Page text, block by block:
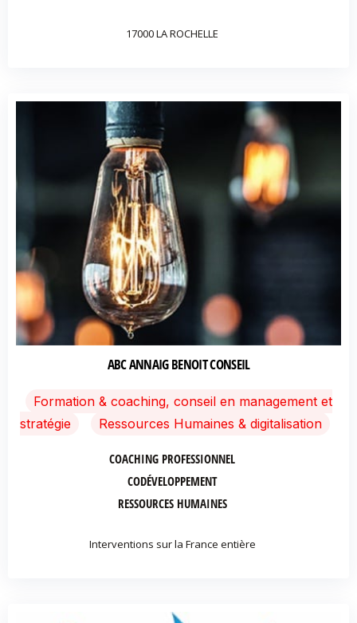
17000 LA ROCHELLE
ABC ANNAIG BENOIT CONSEIL
Formation & coaching, conseil en management et
stratégie
Ressources Humaines & digitalisation
COACHING PROFESSIONNEL
CODÉVELOPPEMENT
RESSOURCES HUMAINES
Interventions sur la France entière